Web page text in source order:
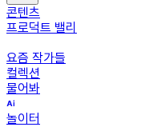
콘텐츠
프로덕트 밸리
요즘 작가들
컬렉션
물어봐
놀이터